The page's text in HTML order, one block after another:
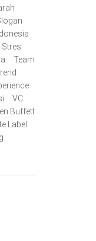
Stres
Team
VC
Buffett
Label